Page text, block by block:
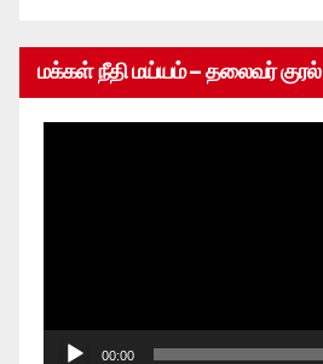
மக்கள் நீதி மய்யம் – தலைவர் குரல்
00:00